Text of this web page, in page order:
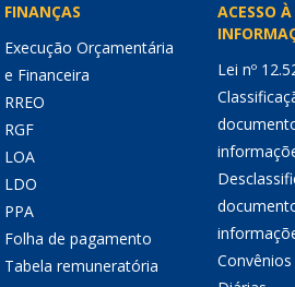
FINANÇAS
Execução Orçamentária
e Financeira
RREO
RGF
LOA
LDO
PPA
Folha de pagamento
Tabela remuneratória
ACESSO À
Lei nº
Convênios